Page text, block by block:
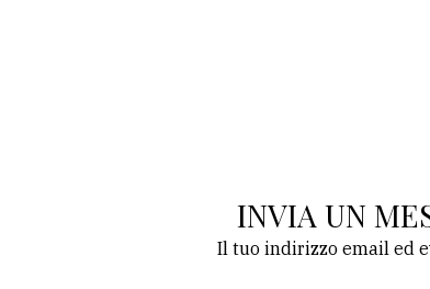
INVIA UN
Il tuo indirizzo email ed